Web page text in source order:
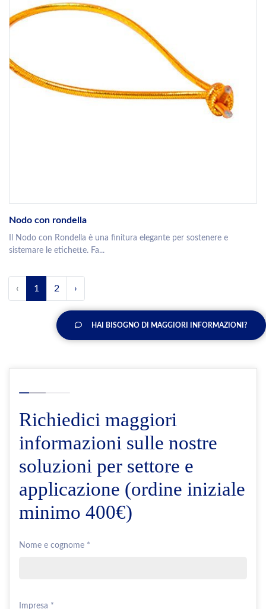
Nodo con rondella
Il Nodo con Rondella è una finitura elegante per sostenere e
sistemare le etichette. Fa...
‹ 1 2 ›
HAI BISOGNO DI MAGGIORI INFORMAZIONI?
Richiedici maggiori
informazioni sulle nostre
soluzioni per settore e
applicazione (ordine iniziale
minimo 400€)
Nome e cognome *
Impresa *